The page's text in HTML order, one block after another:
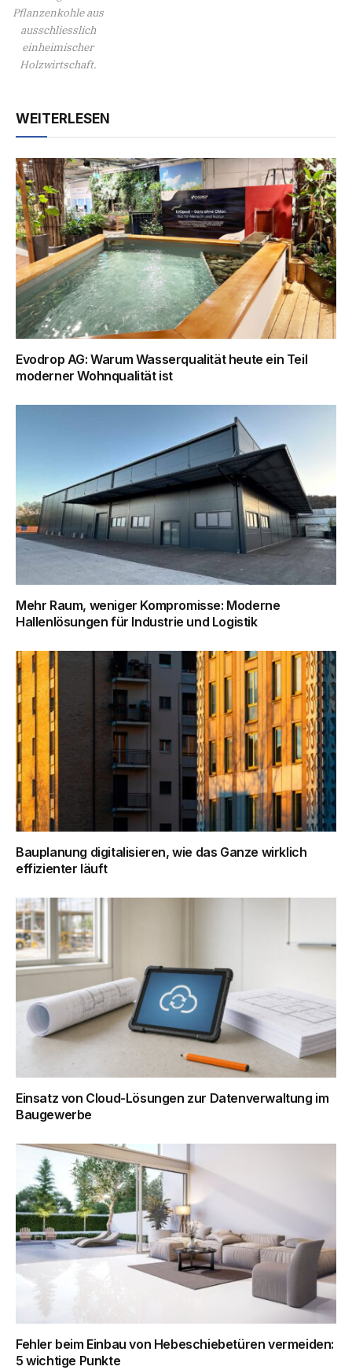
Pflanzenkohle aus
ausschliesslich
einheimischer
Holzwirtschaft.
WEITERLESEN
Evodrop AG: Warum Wasserqualität heute ein Teil
moderner Wohnqualität ist
Mehr Raum, weniger Kompromisse: Moderne
Hallenlösungen für Industrie und Logistik
Bauplanung digitalisieren, wie das Ganze wirklich
effizienter läuft
Einsatz von Cloud-Lösungen zur Datenverwaltung im
Baugewerbe
Fehler beim Einbau von Hebeschiebetüren vermeiden:
5 wichtige Punkte